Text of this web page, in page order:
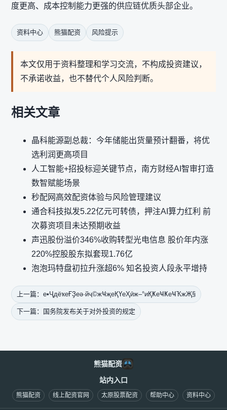
度更高、成本控制能力更强的供应链优质头部企业。
资料中心 熊猫配资 风险提示
本文仅用于资料整理和学习交流，不构成投资建议，
不承诺收益，也不替代个人风险判断。
相关文章
晶科能源副总裁：今年储能出货量预计翻番，将优
选利润更高项目
人工智能+招投标迎关键节点，南方财经AI智审打造
数智赋能场景
秒配网高效配资体验与风险管理建议
通合科技拟发5.22亿元可转债，押注AI算力红利 前
次募资项目未达预期收益
声迅股份溢价346%收购转型光电信息 股价年内涨
220%控股股东拟套现1.76亿
泡泡玛特盘初拉升涨超6% 知名投资人段永平增持
上一篇：е•ҶдёҡеҒҘеә·йҷ©жҸҗеҚҮеҲӣж–°иҚҜеҸҜеҸҠжҖ§
下一篇：国务院发布关于对外投资的规定
熊猫配资
站内入口
熊猫配资 线上配资官网 太原股票配资 帮助中心 资料中心